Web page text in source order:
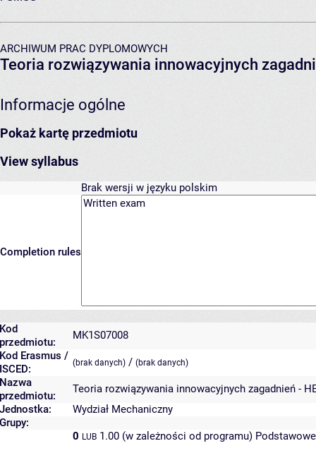
ARCHIWUM PRAC DYPLOMOWYCH
Teoria rozwiązywania innowacyjnych
Informacje ogólne
Pokaż kartę przedmiotu
View syllabus
Brak wersji w języku polskim
Completion rules
Kod
przedmiotu:
MK1S07008
Kod Erasmus /
ISCED:
(brak danych) / (brak danych)
Nazwa
przedmiotu:
Teoria rozwiązywania innowacyjnych zagadnień -
Jednostka:
Wydział Mechaniczny
Grupy:
0 LUB 1.00 (w zależności od programu)